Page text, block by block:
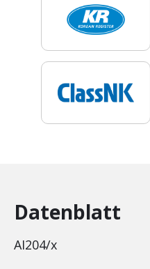
Datenblatt
AI204/x